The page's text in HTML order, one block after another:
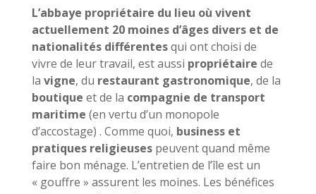
L’abbaye propriétaire du lieu où vivent
actuellement 20 moines d’âges divers et de
nationalités différentesqui ont choisi de
vivre de leur travail, est aussi propriétaire de
la vigne, du restaurant gastronomique, de la
boutique et de la compagnie de transport
maritime (en vertu d’un monopole
d’accostage) . Comme quoi, business et
pratiques religieuses peuvent quand même
faire bon ménage. L’entretien de l’île est un
« gouffre » assurent les moines. Les bénéfices